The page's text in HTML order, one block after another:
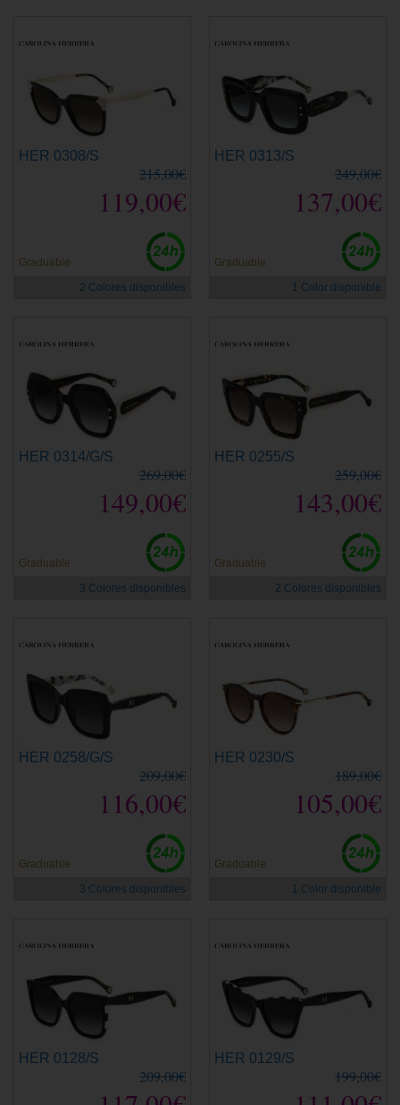
HER 0308/S
215,00€
119,00€
Graduable
2 Colores disponibles
HER 0313/S
249,00€
137,00€
Graduable
1 Color disponible
HER 0314/G/S
269,00€
149,00€
Graduable
3 Colores disponibles
HER 0255/S
259,00€
143,00€
Graduable
2 Colores disponibles
HER 0258/G/S
209,00€
116,00€
Graduable
3 Colores disponibles
HER 0230/S
189,00€
105,00€
Graduable
1 Color disponible
HER 0128/S
209,00€
HER 0129/S
199,00€